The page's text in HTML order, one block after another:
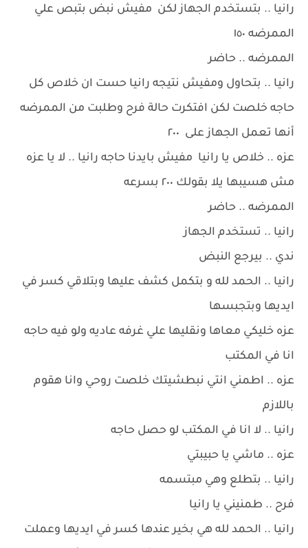
رانيا .. بتستخدم الجهاز لكن مفيش نبض بتبص علي
الممرضه ١٥٠
الممرضه .. حاضر
رانيا .. بتحاول ومفيش نتيجه رانيا حست ان خلاص كل
حاجه خلصت لكن افتكرت حالة فرح وطلبت من الممرضه
أنها تعمل الجهاز على ٢٠٠
عزه .. خلاص يا رانيا مفيش بايدنا حاجه رانيا .. لا يا عزه
مش هسيبها يلا بقولك ٢٠٠ بسرعه
الممرضه .. حاضر
رانيا .. تستخدم الجهاز
ندي .. بيرجع النبض
رانيا .. الحمد لله و بتكمل كشف عليها وبتلاقي كسر في
ايديها وبتجبسها
عزه خليكي معاها ونقليها علي غرفه عاديه ولو فيه حاجه
انا في المكتب
عزه .. اطمني انتي نبطشيتك خلصت روحي وانا هقوم
باللازم
رانيا .. لا انا في المكتب لو حصل حاجه
عزه .. ماشي يا حبيبتي
رانيا .. بتطلع وهي مبتسمه
فرح .. طمنيني يا رانيا
رانيا .. الحمد لله هي بخير عندها كسر في ايديها وعملت